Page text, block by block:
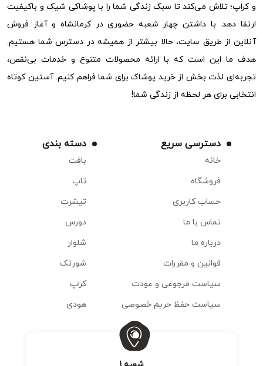
و کراپ؛ تلاش می‌کند تا سبک زندگی شما را با پوشاکی شیک و باکیفیت
ارتقا دهد. با داشتن چهار شعبه حضوری در کرمانشاه و آغاز فروش
آنلاین از طریق سایت، حالا بیشتر از همیشه در دسترس شما هستیم.
هدف ما این است که با ارائه محصولات متنوع و خدمات بی‌نقص،
تجربه‌ای لذت بخش از خرید پوشاک برای شما فراهم کنیم. آستین کوتاه
انتخابی برای هر لحظه از زندگی شما!
دسترسی سریع
خانه
فروشگاه
حساب کاربری
تماس با ما
درباره ما
قوانین و مقررات
سیاست مرجوعی و عودت
سیاست حفظ حریم خصوصی
دسته بندی
بافت
تاپ
تیشرت
دورس
شلوار
شورتک
کراپ
هودی